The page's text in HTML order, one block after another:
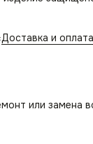
Доставка и оплата
или замена